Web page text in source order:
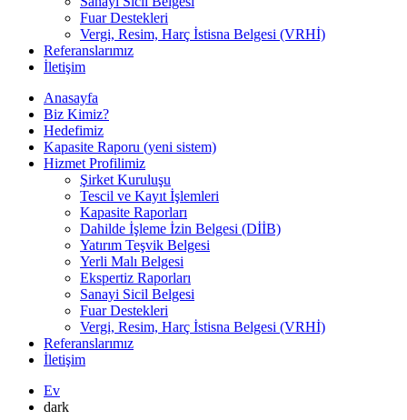
Fuar Destekleri
Vergi, Resim, Harç İstisna Belgesi (VRHİ)
Referanslarımız
İletişim
Anasayfa
Biz Kimiz?
Hedefimiz
Kapasite Raporu (yeni sistem)
Hizmet Profilimiz
Şirket Kuruluşu
Tescil ve Kayıt İşlemleri
Kapasite Raporları
Dahilde İşleme İzin Belgesi (DİİB)
Yatırım Teşvik Belgesi
Yerli Malı Belgesi
Ekspertiz Raporları
Sanayi Sicil Belgesi
Fuar Destekleri
Vergi, Resim, Harç İstisna Belgesi (VRHİ)
Referanslarımız
İletişim
Ev
dark